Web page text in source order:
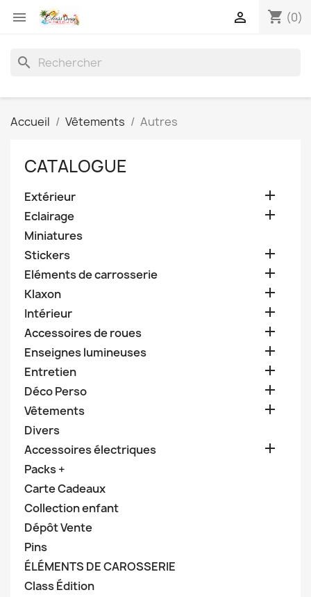
 shopping_cart (0)

search
Accueil Vêtements Autres
CATALOGUE
Extérieur 
Eclairage 
Miniatures
Stickers

Eléments de carrosserie 
Klaxon 
Intérieur 
Accessoires de roues 
Enseignes lumineuses 
Entretien 
Déco Perso 
Vêtements 
Divers
Accessoires électriques

Packs +
Carte Cadeaux
Collection enfant
Dépôt Vente
Pins
ÉLÉMENTS DE CAROSSERIE
Class Édition